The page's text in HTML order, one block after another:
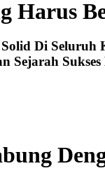
Harus
Di
Sejarah